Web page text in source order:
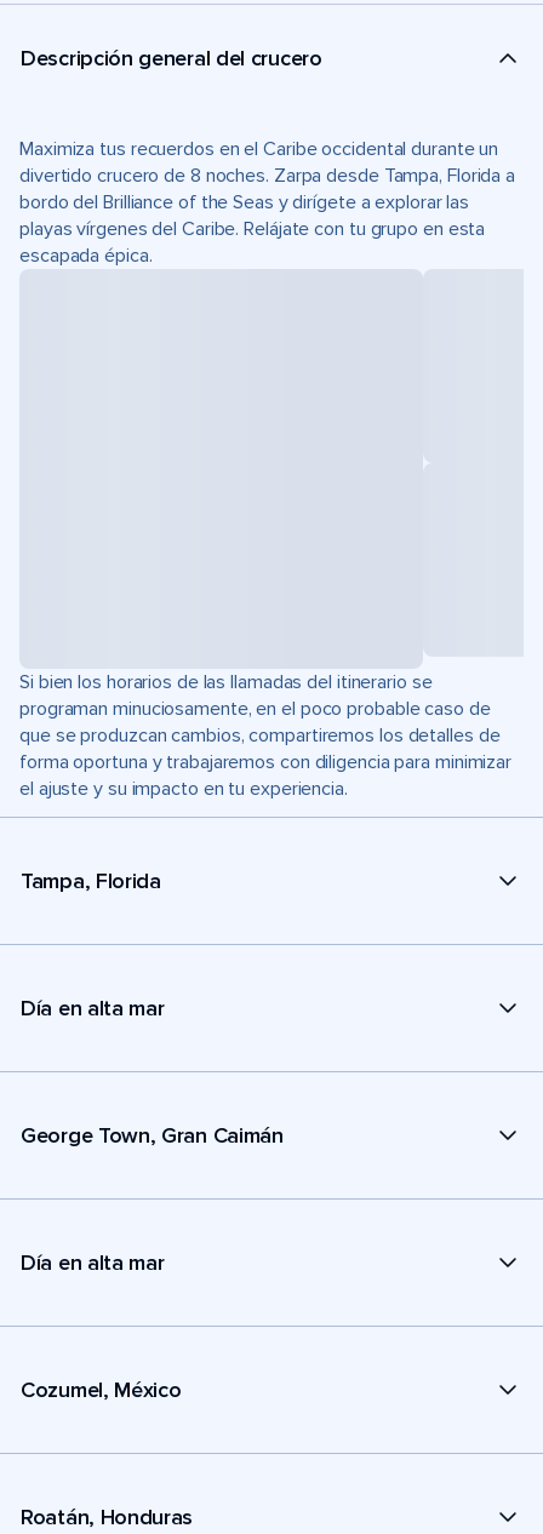
Descripción general del crucero
Maximiza tus recuerdos en el Caribe occidental durante un
divertido crucero de 8 noches. Zarpa desde Tampa, Florida a
bordo del Brilliance of the Seas y dirígete a explorar las
playas vírgenes del Caribe. Relájate con tu grupo en esta
escapada épica.
Si bien los horarios de las llamadas del itinerario se
programan minuciosamente, en el poco probable caso de
que se produzcan cambios, compartiremos los detalles de
forma oportuna y trabajaremos con diligencia para minimizar
el ajuste y su impacto en tu experiencia.
Tampa, Florida
Día en alta mar
George Town, Gran Caimán
Día en alta mar
Cozumel, México
Roatán, Honduras